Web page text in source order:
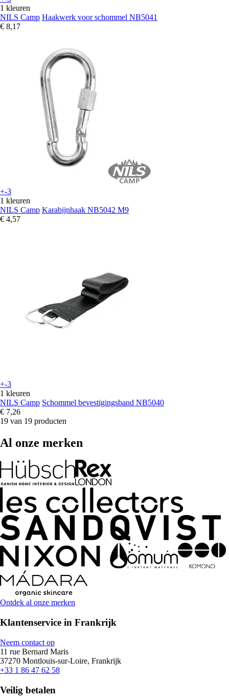
1 kleuren
NILS Camp Haakwerk voor schommel NB5041
€ 8,17
+-3
1 kleuren
NILS Camp Karabijnhaak NB5042 M9
€ 4,57
+-3
1 kleuren
NILS Camp Schommel bevestigingsband NB5040
€ 7,26
19 van 19 producten
Al onze merken
Ontdek al onze merken
Klantenservice in Frankrijk
Neem contact op
11 rue Bernard Maris
37270 Montlouis-sur-Loire, Frankrijk
+33 1 86 47 62 58
Veilig betalen